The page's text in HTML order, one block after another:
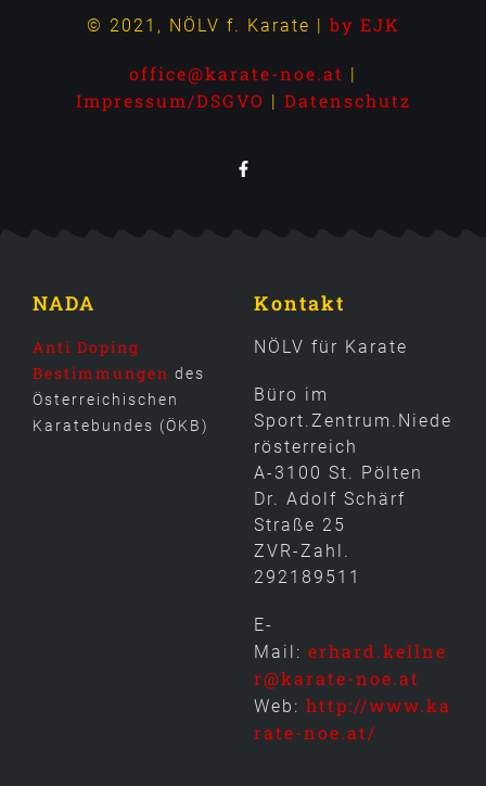
© 2021, NÖLV f. Karate | by EJK
office@karate-noe.at
Impressum/DSGVO Datenschutz
NADA
Anti Doping
Bestimmungen des
Österreichischen
Karatebundes (ÖKB)
Kontakt
NÖLV für Karate
Büro im
Sport.Zentrum.Niede
rösterreich
A-3100 St. Pölten
Dr. Adolf Schärf
Straße 25
ZVR-Zahl.
292189511
E-
Mail: erhard.kellne
r@karate-noe.at
Web: http://www.ka
rate-noe.at/